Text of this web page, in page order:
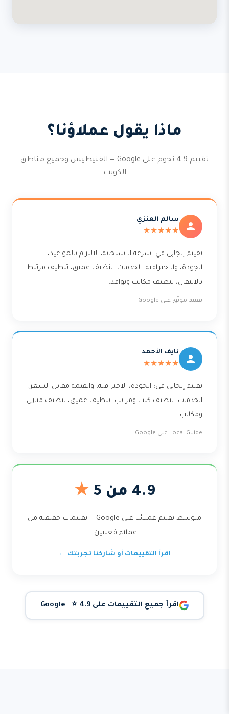
ماذا يقول عملاؤنا؟
تقييم 4.9 نجوم على Google — الفنيطيس وجميع مناطق
الكويت
سالم العنزي
★★★★★
تقييم إيجابي في: سرعة الاستجابة، الالتزام بالمواعيد،
الجودة، والاحترافية. الخدمات: تنظيف عميق، تنظيف مرتبط
بالانتقال، تنظيف مكاتب ونوافذ.
تقييم موثّق على Google
نايف الأحمد
★★★★★
تقييم إيجابي في: الجودة، الاحترافية، والقيمة مقابل السعر.
الخدمات: تنظيف كنب ومراتب، تنظيف عميق، تنظيف منازل
ومكاتب.
Local Guide على Google
4.9 من 5 ★
متوسط تقييم عملائنا على Google — تقييمات حقيقية من
عملاء فعليين.
اقرأ التقييمات أو شاركنا تجربتك ←
اقرأ جميع التقييمات على Google ⭐ 4.9